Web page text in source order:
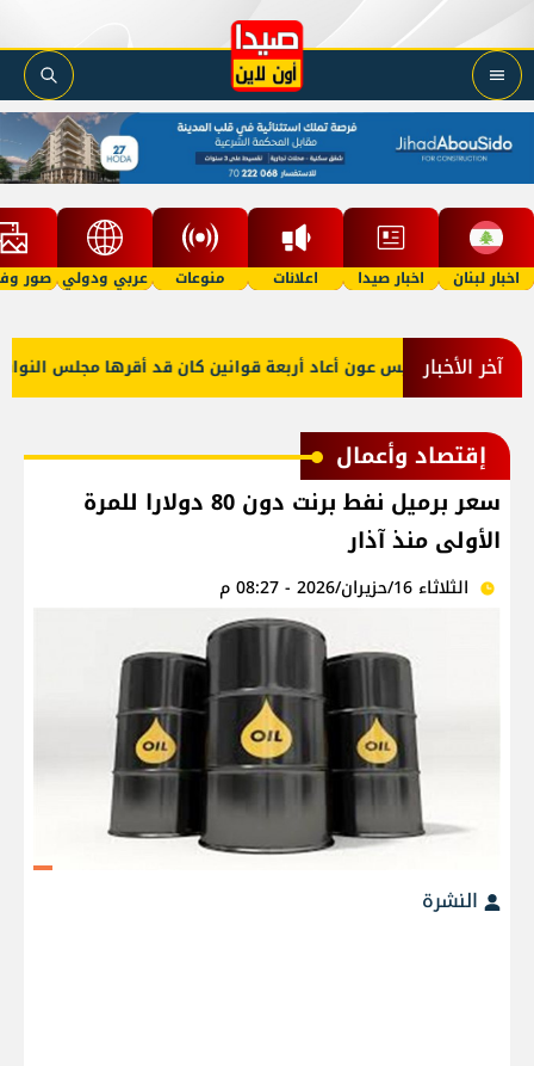
اخبار لبنان اخبار صيدا اعلانات منوعات عربي ودولي صور
آخر الأخبارالرئيس عون أعاد أربعة قوانين كان قد أقرها مجلس النواب
إقتصاد وأعمال
سعر برميل نفط برنت دون 80 دولارا للمرة
الأولى منذ آذار
الثلاثاء 16/حزيران/2026 - 08:27 م
النشرة